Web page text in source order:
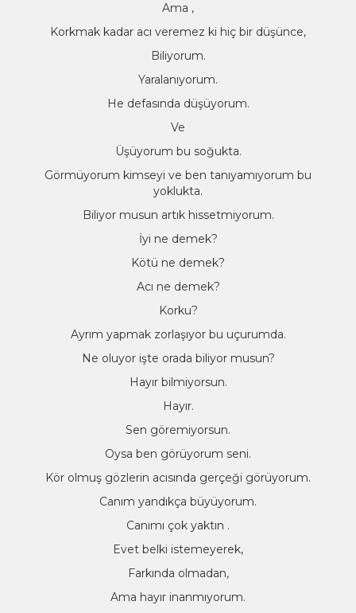
Ama ,
Korkmak kadar acı veremez ki hiç bir düşünce,
Biliyorum.
Yaralanıyorum.
He defasında düşüyorum.
Ve
Üşüyorum bu soğukta.
Görmüyorum kimseyi ve ben tanıyamıyorum bu
yoklukta.
Biliyor musun artık hissetmiyorum.
İyi ne demek?
Kötü ne demek?
Acı ne demek?
Korku?
Ayrım yapmak zorlaşıyor bu uçurumda.
Ne oluyor işte orada biliyor musun?
Hayır bilmiyorsun.
Hayır.
Sen göremiyorsun.
Oysa ben görüyorum seni.
Kör olmuş gözlerin acısında gerçeği görüyorum.
Canım yandıkça büyüyorum.
Canımı çok yaktın .
Evet belki istemeyerek,
Farkında olmadan,
Ama hayır inanmıyorum.